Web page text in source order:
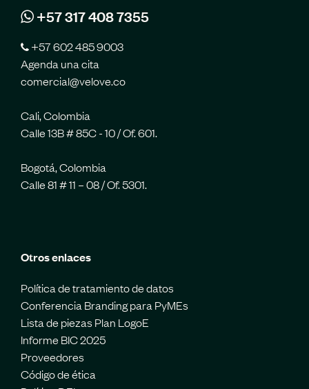
+57 317 408 7355
+57 602 485 9003
Agenda una cita
comercial@velove.co
Cali, Colombia
Calle 13B # 85C - 10 / Of. 601.
Bogotá, Colombia
Calle 81 # 11 – 08 / Of. 5301.
Otros enlaces
Política de tratamiento de datos
Conferencia Branding para PyMEs
Lista de piezas Plan LogoE
Informe BIC 2025
Proveedores
Código de ética